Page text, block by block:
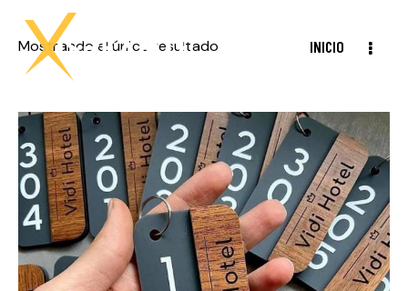
INICIO
Mostrando el único resultado